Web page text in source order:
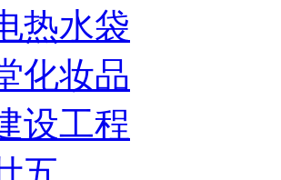
热水袋
化妆品
设工程